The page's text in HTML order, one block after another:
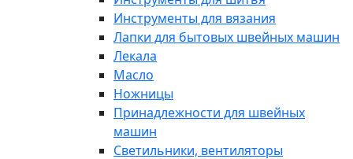
Инструменты для вязания
Лапки для бытовых швейных машин
Лекала
Масло
Ножницы
Принадлежности для швейных
машин
Светильники, вентиляторы